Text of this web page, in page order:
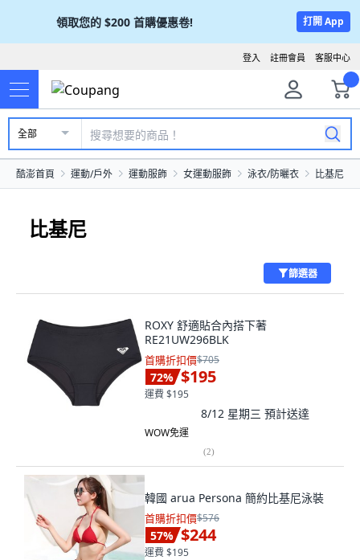
領取您的 $200 首購優惠卷! 打開 App
客服中心
註冊會員
登入
全部
酷澎首頁 運動/戶外 運動服飾 女運動服飾 泳衣/防曬衣 比基尼
比基尼
篩選器
ROXY 舒適貼合內搭下著
RE21UW296BLK
首購折扣價$705
72% $195
運費 $195
8/12 星期三 預計送達
WOW免運
(2)
韓國 arua Persona 簡約比基尼泳裝
首購折扣價$576
57% $244
運費 $195